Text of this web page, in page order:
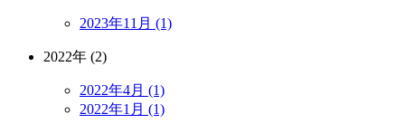
2023年11月 (1)
2022年 (2)
2022年4月 (1)
2022年1月 (1)